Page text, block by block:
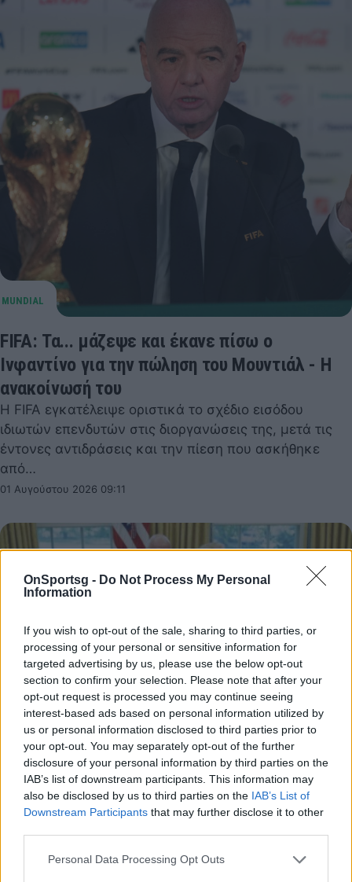
OnSportsg - Do Not Process My Personal
Information
If you wish to opt-out of the sale, sharing to third parties, or
processing of your personal or sensitive information for
targeted advertising by us, please use the below opt-out
section to confirm your selection. Please note that after your
opt-out request is processed you may continue seeing
interest-based ads based on personal information utilized by
us or personal information disclosed to third parties prior to
your opt-out. You may separately opt-out of the further
disclosure of your personal information by third parties on the
IAB’s list of downstream participants. This information may
also be disclosed by us to third parties on the IAB’s List of
Downstream Participants that may further disclose it to other
Personal Data Processing Opt Outs
FIFA: Τα... μάζεψε και έκανε πίσω ο
Ινφαντίνο για την πώληση του Μουντιάλ - Η
ανακοίνωσή του
Η FIFA εγκατέλειψε οριστικά το σχέδιο εισόδου
ιδιωτών επενδυτών στις διοργανώσεις της, μετά τις
έντονες αντιδράσεις και την πίεση που ασκήθηκε
από…
01 Αυγούστου 2026 09:11
FIFA: Παραιτήθηκε το δεξί χέρι του Ινφαντίνο
Την παραίτησή του από ανώτερος σύμβουλος του
Τζάνι Ινφαντίνο υπέβαλε ο Κάρλος Κορντέιρο,
διαμαρτυρόμενος για την πρόταση περί πώλησης
μέρους του Παγκοσμίου…
31 Ιουλίου 2026 17:05